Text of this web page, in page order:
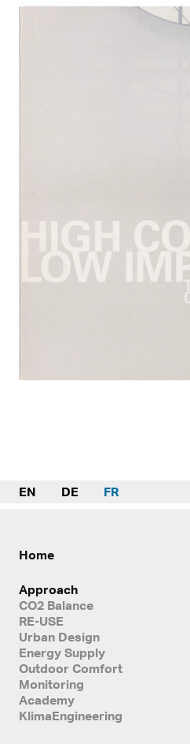
EN DE FR
Home
Approach
CO2 Balance
RE-USE
Urban Design
Energy Supply
Outdoor Comfort
Monitoring
Academy
KlimaEngineering